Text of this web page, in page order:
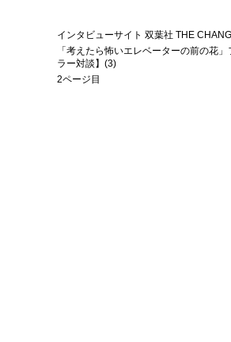
インタビューサイト 双葉社 THE
「考えたら怖いエレベーターの前の花
ラー対談】(3)
2ページ目